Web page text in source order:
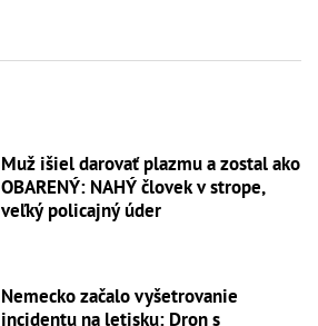
Muž išiel darovať plazmu a zostal ako
OBARENÝ: NAHÝ človek v strope,
veľký policajný úder
Nemecko začalo vyšetrovanie
incidentu na letisku: Dron s